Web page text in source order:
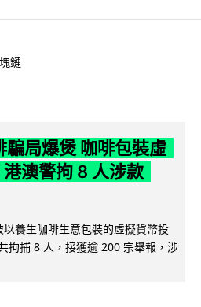
鏈
局爆煲 咖啡包裝虛
澳警拘 8 人涉款
養生咖啡生意包裝的虛擬貨幣投
拘捕 8 人，接獲逾 200 宗舉報，涉